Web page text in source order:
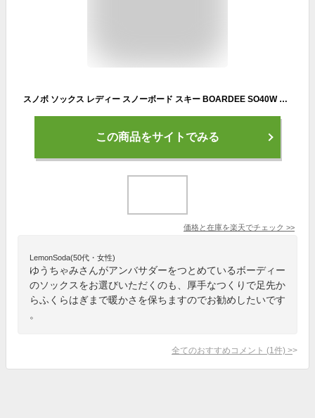
スノボ ソックス レディー スノーボード スキー BOARDEE SO40W ボーディー
この商品をサイトでみる
価格と在庫を楽天でチェック >>
LemonSoda(50代・女性)
ゆうちゃみさんがアンバサダーをつとめているボーディー
のソックスをお選びいただくのも、厚手なつくりで足先か
らふくらはぎまで暖かさを保ちますのでお勧めしたいです
。
全てのおすすめコメント (1 件) >